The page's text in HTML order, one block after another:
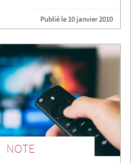
Publié le 10 janvier 2010
NOTE